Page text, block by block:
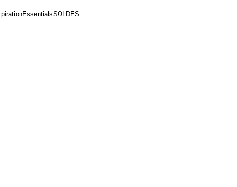
EssentialsSOLDES